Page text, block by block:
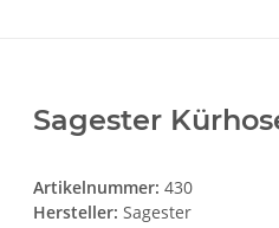
Sagester
Artikelnummer: 430
Hersteller: Sagester